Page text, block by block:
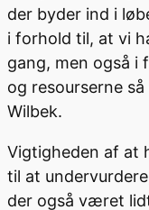
der byder ind i
i forhold til, at vi
gang, men også
og resourserne
Wilbek.
Vigtigheden af at
til at
der også været